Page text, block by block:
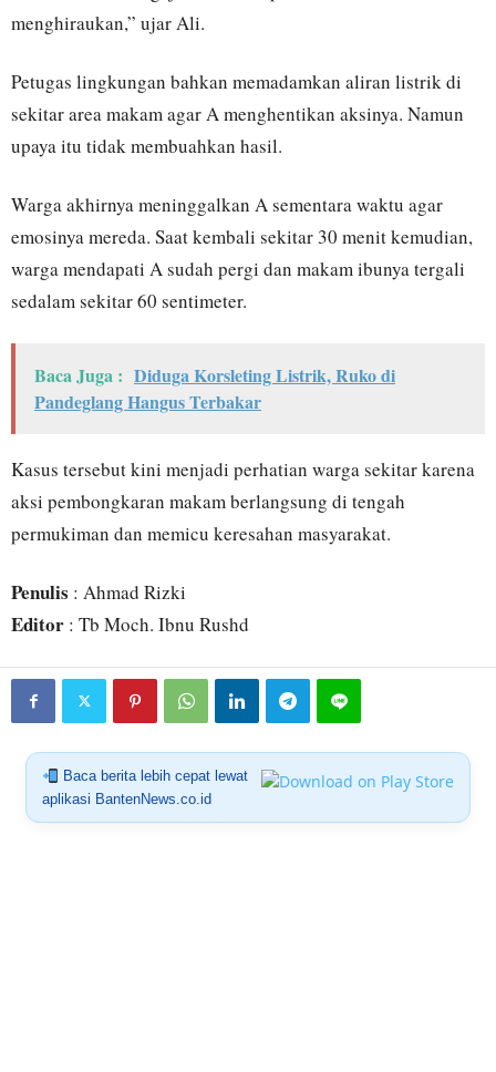
menghiraukan,” ujar Ali.
Petugas lingkungan bahkan memadamkan aliran listrik di
sekitar area makam agar A menghentikan aksinya. Namun
upaya itu tidak membuahkan hasil.
Warga akhirnya meninggalkan A sementara waktu agar
emosinya mereda. Saat kembali sekitar 30 menit kemudian,
warga mendapati A sudah pergi dan makam ibunya tergali
sedalam sekitar 60 sentimeter.
Baca Juga : Diduga Korsleting Listrik, Ruko di
Pandeglang Hangus Terbakar
Kasus tersebut kini menjadi perhatian warga sekitar karena
aksi pembongkaran makam berlangsung di tengah
permukiman dan memicu keresahan masyarakat.
Penulis : Ahmad Rizki
Editor : Tb Moch. Ibnu Rushd
Baca berita lebih cepat lewat
aplikasi BantenNews.co.id